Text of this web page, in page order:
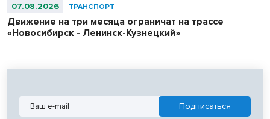
07.08.2026 ТРАНСПОРТ
Движение на три месяца ограничат на трассе
«Новосибирск - Ленинск-Кузнецкий»